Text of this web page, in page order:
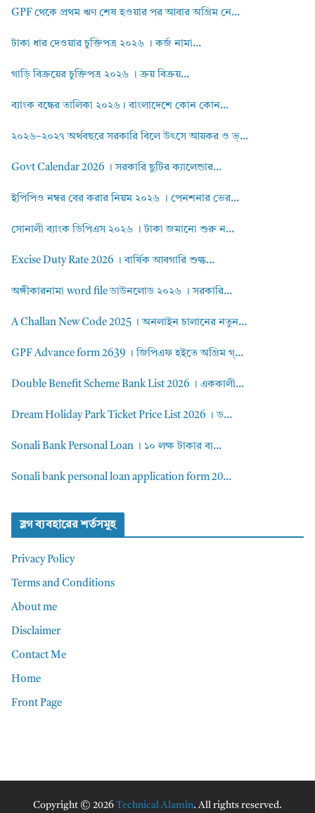
GPF থেকে প্রথম ঋণ শেষ হওয়ার পর আবার অগ্রিম নে...
টাকা ধার দেওয়ার চুক্তিপত্র ২০২৬ । কর্জ নামা...
গাড়ি বিক্রয়ের চুক্তিপত্র ২০২৬ । ক্রয় বিক্রয়...
ব্যাংক বন্ধের তালিকা ২০২৬। বাংলাদেশে কোন কোন...
২০২৬–২০২৭ অর্থবছরে সরকারি বিলে উৎসে আয়কর ও ভ্...
Govt Calendar 2026 । সরকারি ছুটির ক্যালেন্ডার...
ইপিপিও নম্বর বের করার নিয়ম ২০২৬ । পেনশনার ভের...
সোনালী ব্যাংক ডিপিএস ২০২৬ । টাকা জমানো শুরু ন...
Excise Duty Rate 2026 । বার্ষিক আবগারি শুল্ক...
অঙ্গীকারনামা word file ডাউনলোড ২০২৬ । সরকারি...
A Challan New Code 2025 । অনলাইন চালানের নতুন...
GPF Advance form 2639 । জিপিএফ হইতে অগ্রিম গ্...
Double Benefit Scheme Bank List 2026 । এককালী...
Dream Holiday Park Ticket Price List 2026 । ড...
Sonali Bank Personal Loan । ১০ লক্ষ টাকার ব্য...
Sonali bank personal loan application form 20...
ব্লগ ব্যবহারের শর্তসমুহ
Privacy Policy
Terms and Conditions
About me
Disclaimer
Contact Me
Home
Front Page
Copyright © 2026 Technical Alamin. All rights reserved.